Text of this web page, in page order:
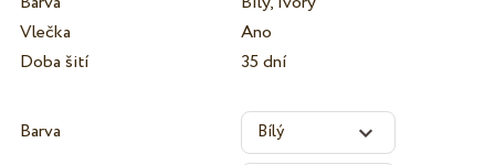
Vlečka
Ano
Doba šití
35 dní
Barva